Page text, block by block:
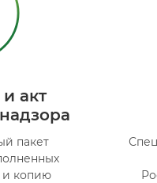
акт
пакет
и копию